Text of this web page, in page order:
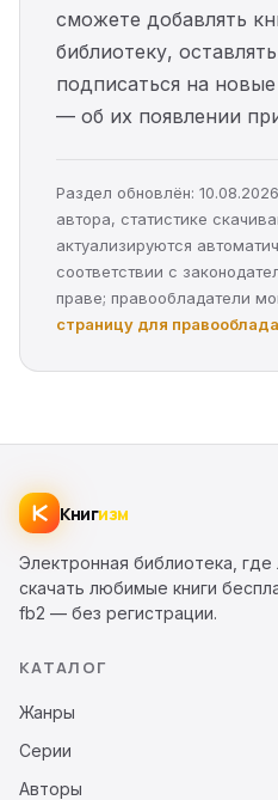
сможете добавлять
библиотеку,
подписаться на
— об их появлении
Раздел обновлён:
автора, статистике
актуализируются
соответствии с
праве; правообладатели
страницу для
Книгизм
Электронная библиотека,
скачать любимые книги
fb2 — без регистрации.
КАТАЛОГ
Жанры
Серии
Авторы